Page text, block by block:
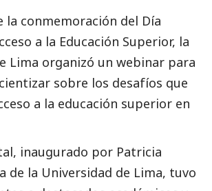
la conmemoración del Día
a la Educación Superior, la
Lima organizó un webinar para
sobre los desafíos que
a la educación superior en
inaugurado por Patricia
de la Universidad de Lima, tuvo